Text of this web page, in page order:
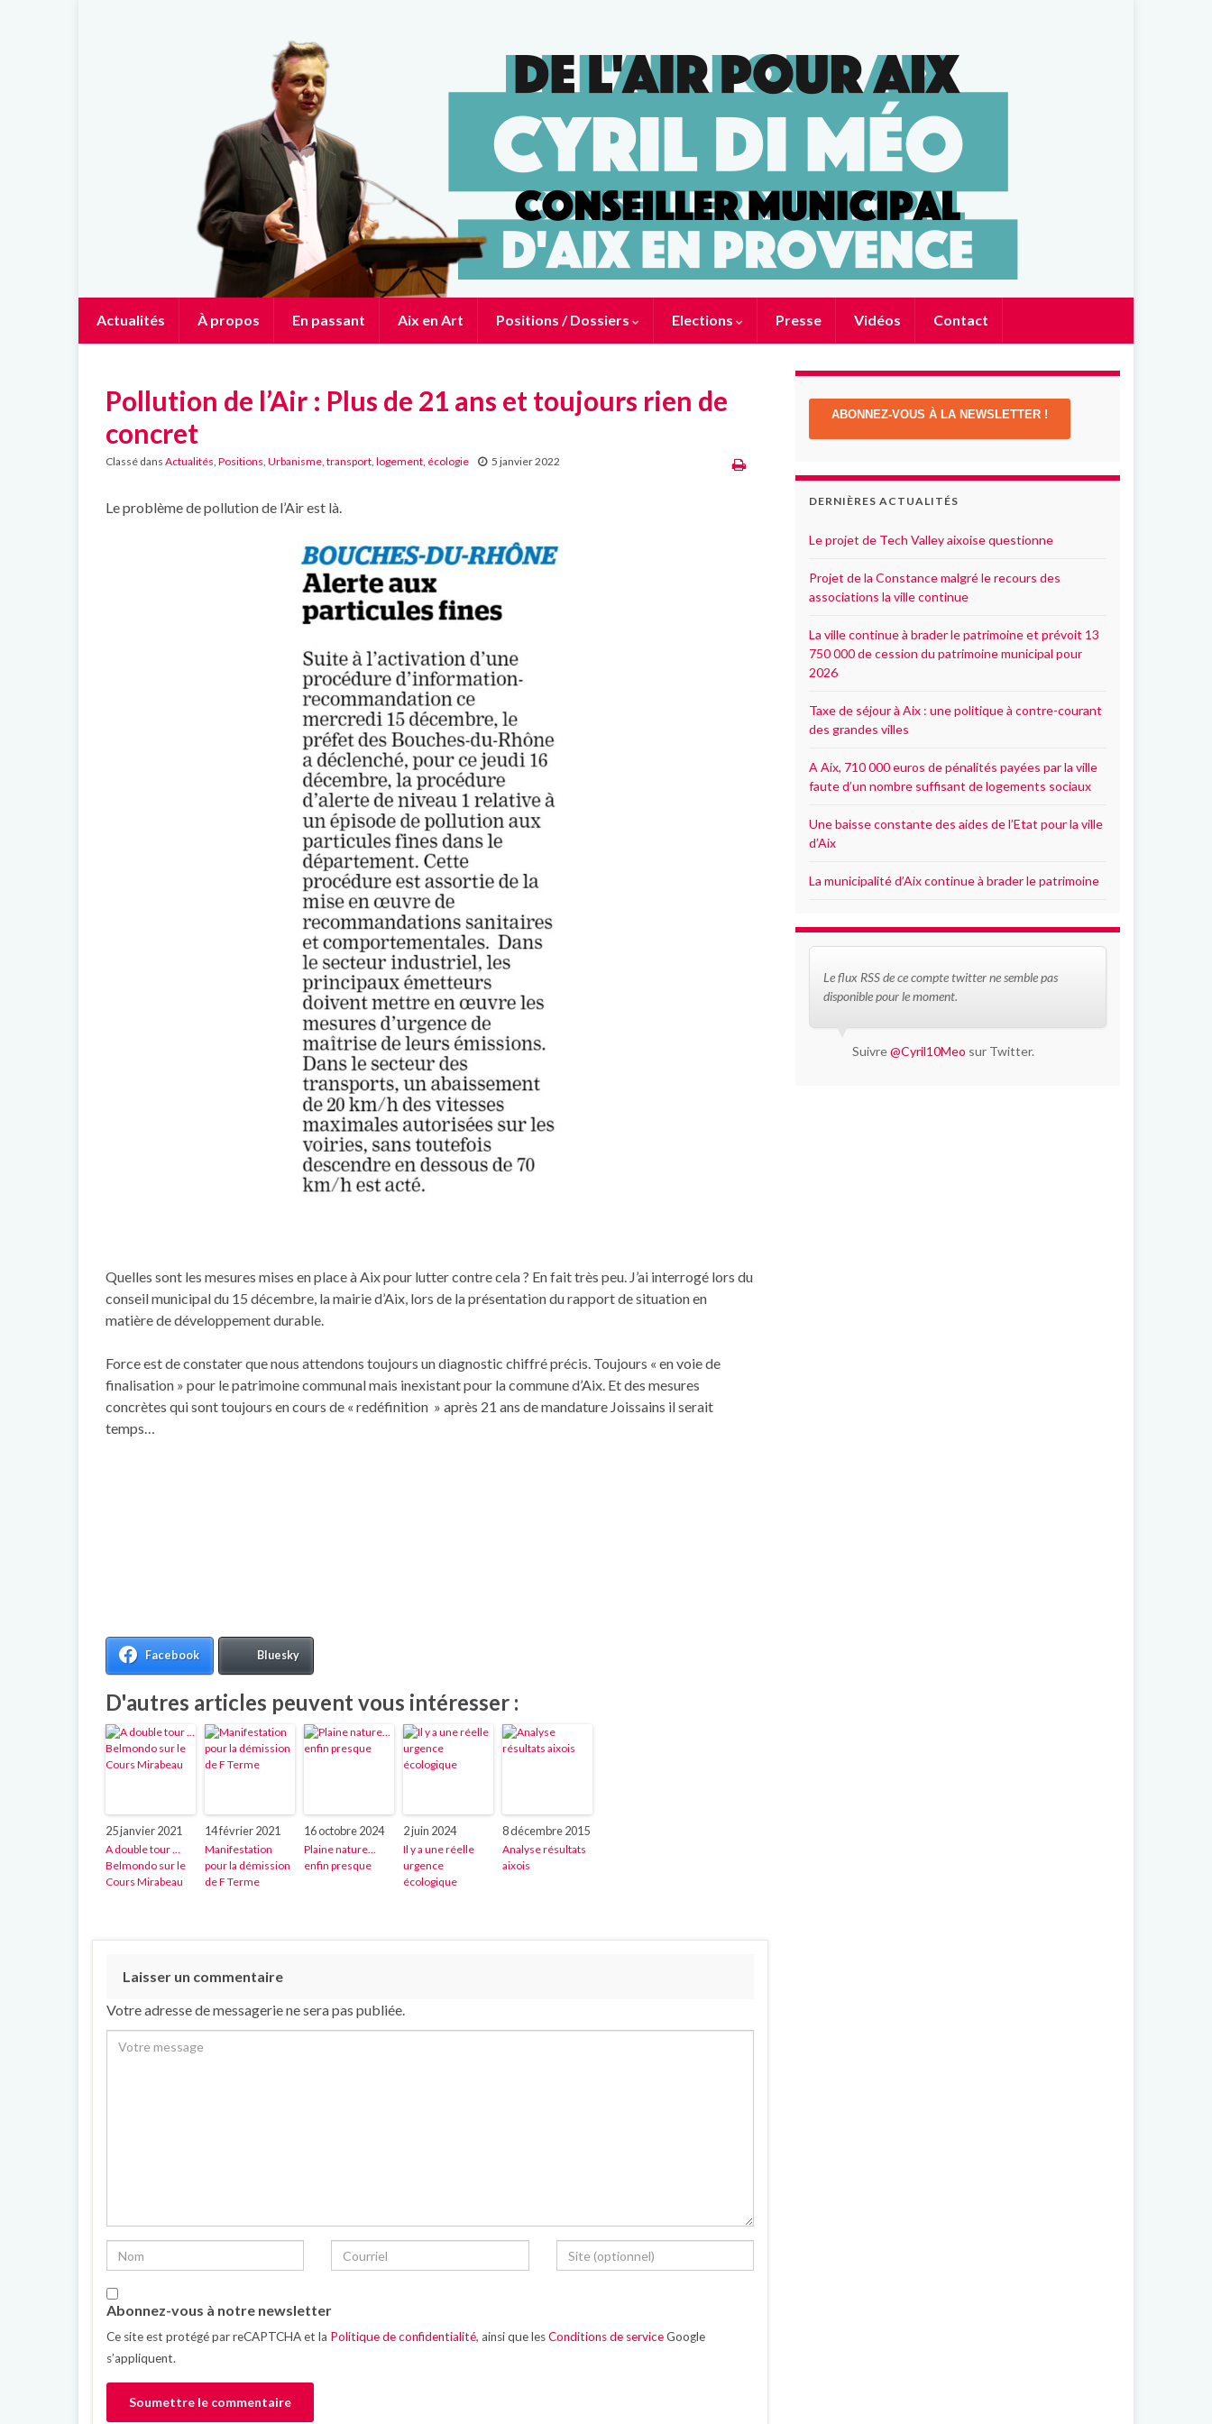
Actualités À propos En passant Aix en Art Positions / Dossiers Elections Presse Vidéos Contact
Pollution de l’Air : Plus de 21 ans et toujours rien de
concret
Classé dans Actualités, Positions, Urbanisme, transport, logement, écologie 5 janvier 2022
Le problème de pollution de l’Air est là.
Quelles sont les mesures mises en place à Aix pour lutter contre cela ? En fait très peu. J’ai interrogé lors du
conseil municipal du 15 décembre, la mairie d’Aix, lors de la présentation du rapport de situation en
matière de développement durable.
Force est de constater que nous attendons toujours un diagnostic chiffré précis. Toujours « en voie de
finalisation » pour le patrimoine communal mais inexistant pour la commune d’Aix. Et des mesures
concrètes qui sont toujours en cours de « redéfinition » après 21 ans de mandature Joissains il serait
temps…
Facebook Bluesky
D'autres articles peuvent vous intéresser :
25 janvier 2021
A double tour …
Belmondo sur le
Cours Mirabeau
14 février 2021
Manifestation
pour la démission
de F Terme
16 octobre 2024
Plaine nature…
enfin presque
2 juin 2024
Il y a une réelle
urgence
écologique
8 décembre 2015
Analyse résultats
aixois
Laisser un commentaire
Votre adresse de messagerie ne sera pas publiée.
Abonnez-vous à notre newsletter
Ce site est protégé par reCAPTCHA et la Politique de confidentialité, ainsi que lesConditions de serviceGoogle
s’appliquent.
ABONNEZ-VOUS À LA NEWSLETTER !
DERNIÈRES ACTUALITÉS
Le projet de Tech Valley aixoise questionne
Projet de la Constance malgré le recours des
associations la ville continue
La ville continue à brader le patrimoine et prévoit 13
750 000 de cession du patrimoine municipal pour
2026
Taxe de séjour à Aix : une politique à contre-courant
des grandes villes
A Aix, 710 000 euros de pénalités payées par la ville
faute d’un nombre suffisant de logements sociaux
Une baisse constante des aides de l’Etat pour la ville
d’Aix
La municipalité d’Aix continue à brader le patrimoine
Le flux RSS de ce compte twitter ne semble pas
disponible pour le moment.
Suivre@Cyril10Meo sur Twitter.